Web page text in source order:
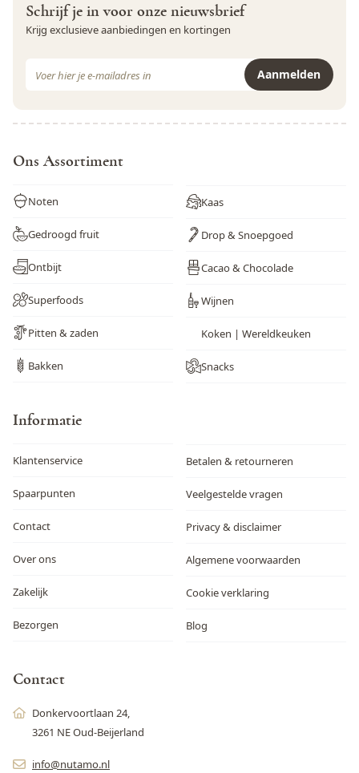
Schrijf je in voor onze nieuwsbrief
Krijg exclusieve aanbiedingen en kortingen
Aanmelden
Ons Assortiment
Noten
Gedroogd fruit
Ontbijt
Superfoods
Pitten & zaden
Bakken
Kaas
Drop & Snoepgoed
Cacao & Chocolade
Wijnen
Koken | Wereldkeuken
Snacks
Informatie
Klantenservice
Spaarpunten
Contact
Over ons
Zakelijk
Bezorgen
Betalen & retourneren
Veelgestelde vragen
Privacy & disclaimer
Algemene voorwaarden
Cookie verklaring
Blog
Contact
Donkervoortlaan 24,
3261 NE Oud-Beijerland
info@nutamo.nl